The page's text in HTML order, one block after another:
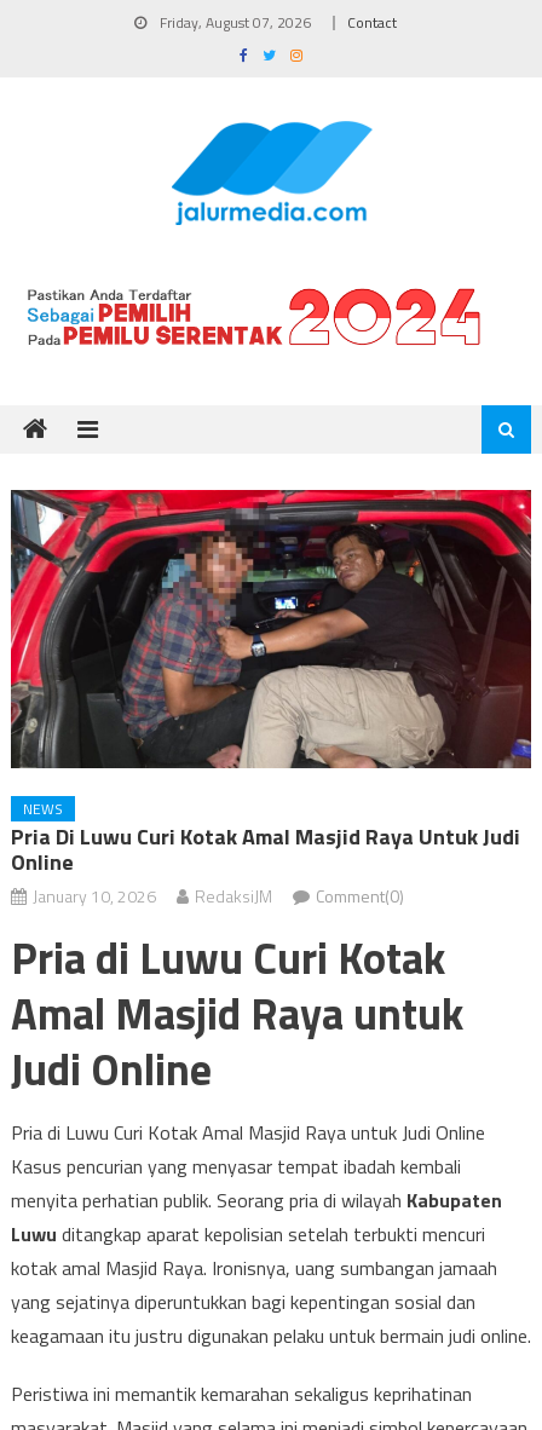
Friday, August 07, 2026 Contact
NEWS
Pria Di Luwu Curi Kotak Amal Masjid Raya Untuk Judi
Online
January 10, 2026 RedaksiJM Comment(0)
Pria di Luwu Curi Kotak
Amal Masjid Raya untuk
Judi Online
Pria di Luwu Curi Kotak Amal Masjid Raya untuk Judi Online
Kasus pencurian yang menyasar tempat ibadah kembali
menyita perhatian publik. Seorang pria di wilayah Kabupaten
Luwu ditangkap aparat kepolisian setelah terbukti mencuri
kotak amal Masjid Raya. Ironisnya, uang sumbangan jamaah
yang sejatinya diperuntukkan bagi kepentingan sosial dan
keagamaan itu justru digunakan pelaku untuk bermain judi online.
Peristiwa ini memantik kemarahan sekaligus keprihatinan